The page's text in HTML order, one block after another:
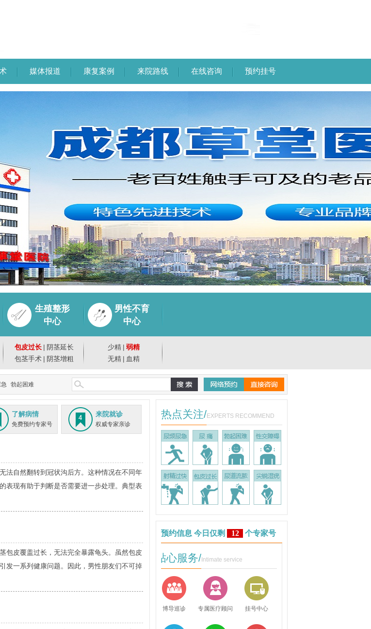
媒体报道 康复案例 来院路线 在线咨询 预约挂号
生殖整形
中心
包皮过长 | 阴茎延长
包茎手术 | 阴茎增粗
男性不育
中心
少精 | 弱精
无精 | 血精
勃起困难
了解病情
免费预约专家号
来院就诊
权威专家亲诊
自然翻转到冠状沟后方。这种情况在不同年
表现有助于判断是否需要进一步处理。典型表
皮覆盖过长，无法完全暴露龟头。虽然包皮
发一系列健康问题。因此，男性朋友们不可掉
热点关注/EXPERTS RECOMMEND
预约信息 今日仅剩 12 个专家号
贴心服务/ Intimate service
博导巡诊 专属医疗顾问 挂号中心